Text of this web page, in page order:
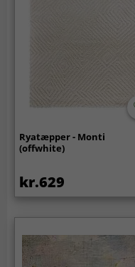
Ryatæpper - Monti
(offwhite)
kr.629